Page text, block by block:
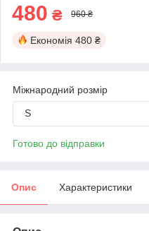
480 ₴ 960 ₴
Економія 480 ₴
Міжнародний розмір
S
Готово до відправки
Опис Характеристики